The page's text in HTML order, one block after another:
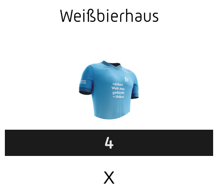
Weißbierhaus
4
X